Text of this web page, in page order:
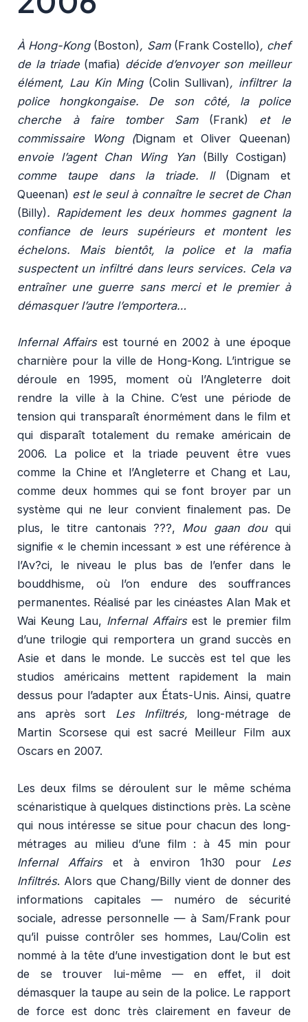
À Hong-Kong (Boston), Sam (Frank Costello), chef
de la triade (mafia) décide d’envoyer son meilleur
élément, Lau Kin Ming (Colin Sullivan), infiltrer la
police hongkongaise. De son côté, la police
cherche à faire tomber Sam (Frank) et le
commissaire Wong (Dignam et Oliver Queenan)
envoie l’agent Chan Wing Yan (Billy Costigan)
comme taupe dans la triade. Il (Dignam et
Queenan) est le seul à connaître le secret de Chan
(Billy). Rapidement les deux hommes gagnent la
confiance de leurs supérieurs et montent les
échelons. Mais bientôt, la police et la mafia
suspectent un infiltré dans leurs services. Cela va
entraîner une guerre sans merci et le premier à
démasquer l’autre l’emportera…
Infernal Affairsest tourné en 2002 à une époque
charnière pour la ville de Hong-Kong. L’intrigue se
déroule en 1995, moment où l’Angleterre doit
rendre la ville à la Chine. C’est une période de
tension qui transparaît énormément dans le film et
qui disparaît totalement du remake américain de
2006. La police et la triade peuvent être vues
comme la Chine et l’Angleterre et Chang et Lau,
comme deux hommes qui se font broyer par un
système qui ne leur convient finalement pas. De
plus, le titre cantonais ???, Mou gaan douqui
signifie « le chemin incessant » est une référence à
l’Av?ci, le niveau le plus bas de l’enfer dans le
bouddhisme, où l’on endure des souffrances
permanentes. Réalisé par les cinéastes Alan Mak et
Wai Keung Lau, Infernal Affairs est le premier film
d’une trilogie qui remportera un grand succès en
Asie et dans le monde. Le succès est tel que les
studios américains mettent rapidement la main
dessus pour l’adapter aux États-Unis. Ainsi, quatre
ans après sort Les Infiltrés, long-métrage de
Martin Scorsese qui est sacré Meilleur Film aux
Oscars en 2007.
Les deux films se déroulent sur le même schéma
scénaristique à quelques distinctions près. La scène
qui nous intéresse se situe pour chacun des long-
métrages au milieu d’une film : à 45 min pour
Infernal Affairset à environ 1h30 pour Les
Infiltrés. Alors que Chang/Billy vient de donner des
informations capitales — numéro de sécurité
sociale, adresse personnelle — à Sam/Frank pour
qu’il puisse contrôler ses hommes, Lau/Colin est
nommé à la tête d’une investigation dont le but est
de se trouver lui-même — en effet, il doit
démasquer la taupe au sein de la police. Le rapport
de force est donc très clairement en faveur de